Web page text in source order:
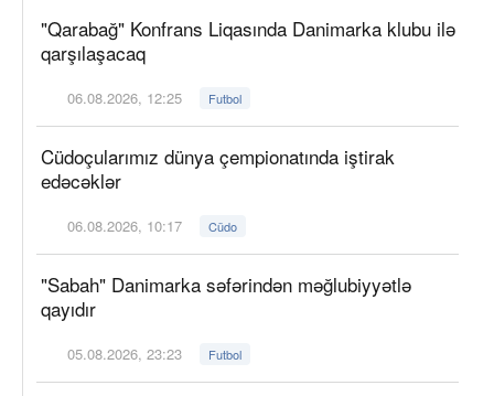
"Qarabağ" Konfrans Liqasında Danimarka klubu ilə
qarşılaşacaq
06.08.2026, 12:25 Futbol
Cüdoçularımız dünya çempionatında iştirak
edəcəklər
06.08.2026, 10:17 Cüdo
"Sabah" Danimarka səfərindən məğlubiyyətlə
qayıdır
05.08.2026, 23:23 Futbol